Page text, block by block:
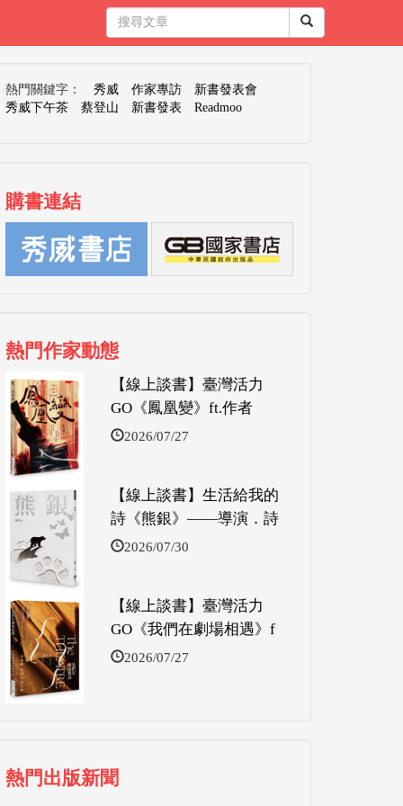
熱門關鍵字： 秀威 作家專訪
新書發表會
秀威下午茶
蔡登山 新書發表 Readmoo
購書連結
熱門作家動態
【線上談書】臺灣活力
GO《鳳凰變》ft.作者
2026/07/27
【線上談書】生活給我的
詩《熊銀》——導演．詩
2026/07/30
【線上談書】臺灣活力
GO《我們在劇場相遇》f
2026/07/27
熱門出版新聞